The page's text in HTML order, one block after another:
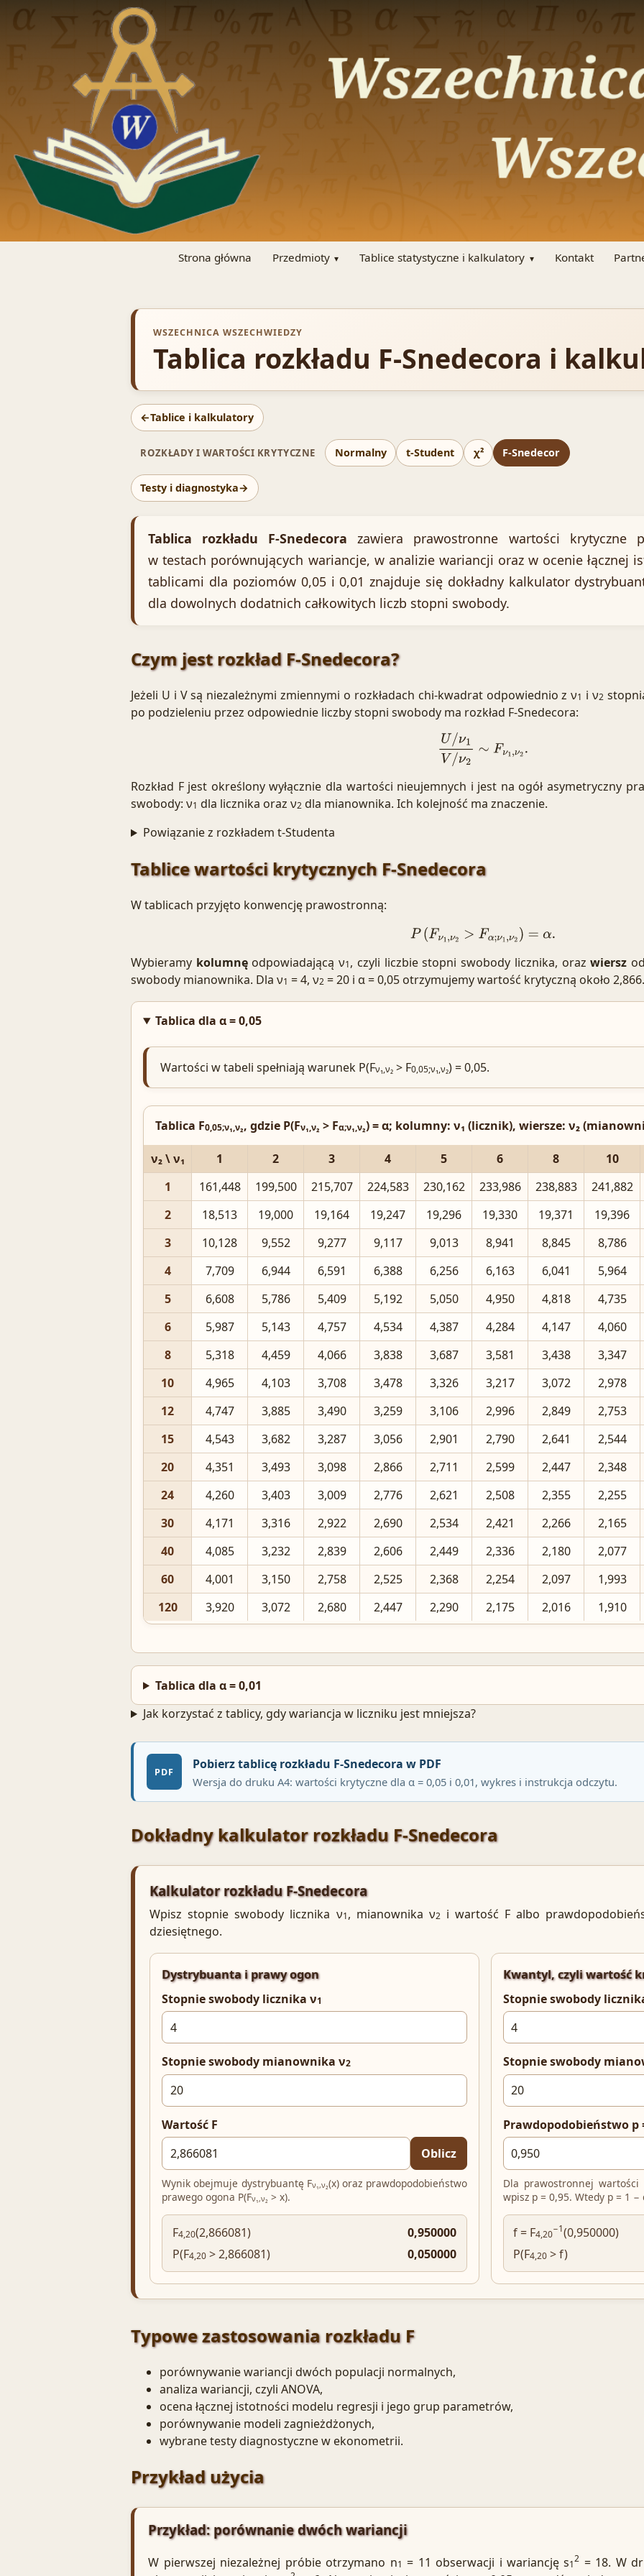
Strona główna Przedmioty Tablice statystyczne i kalkulatory Kontakt
WSZECHNICA WSZECHWIEDZY
Tablica rozkładu F-Snedecora i
←Tablice i kalkulatory
ROZKŁADY I WARTOŚCI KRYTYCZNE Normalny t-Student χ² F-Snedecor
Testy i diagnostyka→
Tablica rozkładu F-Snedecora zawiera prawostronne wartości krytyczne
w testach porównujących wariancje, w analizie wariancji oraz w ocenie łącznej
tablicami dla poziomów 0,05 i 0,01 znajduje się dokładny kalkulator
dla dowolnych dodatnich całkowitych liczb stopni swobody.
Czym jest rozkład F-Snedecora?
Jeżeli U i V są niezależnymi zmiennymi o rozkładach chi-kwadratodpowiednio z ν1 i ν2
po podzieleniu przez odpowiednie liczby stopni swobody ma rozkład F-Snedecora:
U/ν1V/ Fν
Rozkład F jest określony wyłącznie dla wartości nieujemnych i jest na ogół asymetryczny
swobody: ν1 dla licznika oraz ν2 dla mianownika. Ich kolejność ma znaczenie.
Powiązanie z rozkładem t-Studenta
Tablice wartości krytycznych F-Snedecora
W tablicach przyjęto konwencję prawostronną:
P(Fν 1,ν 2> Fα;ν1 ν2) =α
Wybieramy kolumnęodpowiadającą ν1, czyli liczbie stopni swobody licznika, orazwiersz
swobody mianownika. Dla ν1 = 4, ν2 = 20 i α = 0,05 otrzymujemy wartość krytyczną około 2,866.
Tablica dla α = 0,05
Wartości w tabeli spełniają warunek P(Fν₁,ν₂ > F0,05;ν₁,ν₂) = 0,05.
Tablica F0,05;ν₁,ν₂, gdzie P(Fν₁,ν₂ > Fα;ν₁,ν₂) = α; kolumny: ν₁ (licznik), wiersze: ν₂
ν₂ \ ν₁ 1 2 3 4 5 6 8
10
1
161,448 199,500 215,707 224,583 230,162 233,986 238,883
241,882
2
18,513 19,000 19,164 19,247 19,296 19,330 19,371
19,396
3
10,128 9,552 9,277 9,117 9,013 8,941 8,845
8,786
4
7,709 6,944 6,591 6,388 6,256 6,163 6,041
5,964
5
6,608 5,786 5,409 5,192 5,050 4,950 4,818
4,735
6
5,987 5,143 4,757 4,534 4,387 4,284 4,147
4,060
8
5,318 4,459 4,066 3,838 3,687 3,581 3,438
3,347
10
4,965 4,103 3,708 3,478 3,326 3,217 3,072
2,978
12
4,747 3,885 3,490 3,259 3,106 2,996 2,849
2,753
15
4,543 3,682 3,287 3,056 2,901 2,790 2,641
2,544
20
4,351 3,493 3,098 2,866 2,711 2,599 2,447
2,348
24
4,260 3,403 3,009 2,776 2,621 2,508 2,355
2,255
30
4,171 3,316 2,922 2,690 2,534 2,421 2,266
2,165
40
4,085 3,232 2,839 2,606 2,449 2,336 2,180
2,077
60
4,001 3,150 2,758 2,525 2,368 2,254 2,097
1,993
120
3,920 3,072 2,680 2,447 2,290 2,175 2,016 1,910
Tablica dla α = 0,01
Jak korzystać z tablicy, gdy wariancja w liczniku jest mniejsza?
PDF
Pobierz tablicę rozkładu F-Snedecora w PDF
Wersja do druku A4: wartości krytyczne dla α = 0,05 i 0,01, wykres i instrukcja odczytu.
Dokładny kalkulator rozkładu F-Snedecora
Kalkulator rozkładu F-Snedecora
Wpisz stopnie swobody licznika ν1, mianownika ν2i wartość F albo
dziesiętnego.
Dystrybuanta i prawy ogon
Stopnie swobody licznika ν1
Stopnie swobody mianownika ν2
Wartość F
Oblicz
Wynik obejmuje dystrybuantę Fν₁,ν₂(x) oraz prawdopodobieństwo
prawego ogona P(Fν₁,ν₂ > x).
F4,20(2,866081)
0,950000
P(F4,20> 2,866081) 0,050000
Kwantyl, czyli wartość
Stopnie swobody
Stopnie swobody
Prawdopodobieństwo p
Dla prawostronnej
wpisz p = 0,95. Wtedy p = 1 −
f = F4,20−1(0,950000)
P(F4,20 > f)
Typowe zastosowania rozkładu F
porównywanie wariancji dwóch populacji normalnych,
analiza wariancji, czyli ANOVA,
ocena łącznej istotności modelu regresji i jego grup parametrów,
porównywanie modeli zagnieżdżonych,
wybrane testy diagnostyczne w ekonometrii.
Przykład użycia
Przykład: porównanie dwóch wariancji
W pierwszej niezależnej próbie otrzymano n1 = 11 obserwacji i wariancję s12 = 18. W